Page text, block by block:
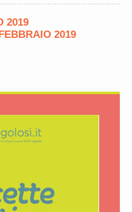
2019
2019